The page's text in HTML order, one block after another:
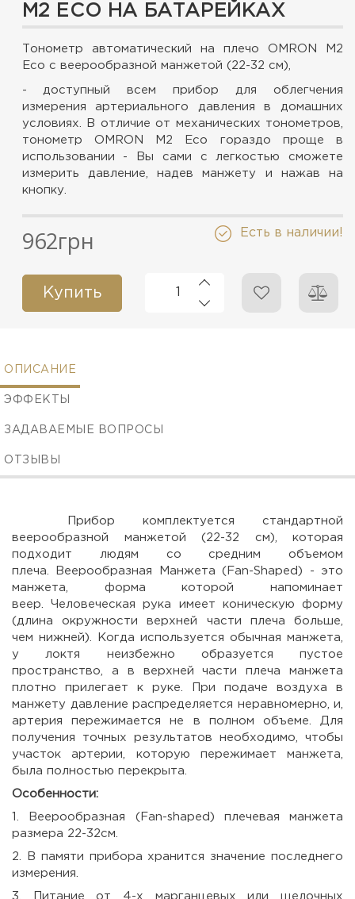
M2 ECO НА БАТАРЕЙКАХ
Тонометр автоматический на плечо OMRON M2
Eco c веерообразной манжетой (22-32 см),
- доступный всем прибор для облегчения
измерения артериального давления в домашних
условиях. В отличие от механических тонометров,
тонометр OMRON M2 Eco гораздо проще в
использовании - Вы сами с легкостью сможете
измерить давление, надев манжету и нажав на
кнопку.
962грн Есть в наличии!
Купить
ОПИСАНИЕ
ЭФФЕКТЫ
ЗАДАВАЕМЫЕ ВОПРОСЫ
ОТЗЫВЫ
Прибор комплектуется стандартной
веерообразной манжетой (22-32 см), которая
подходит людям со средним объемом
плеча.
Веерообразная Манжета (Fan-Shaped) - это
манжета, форма которой напоминает
веер.Человеческая рука имеет коническую форму
(длина окружности верхней части плеча больше,
чем нижней).
Когда используется обычная манжета,
у локтя неизбежно образуется пустое
пространство, а в верхней части плеча манжета
плотно прилегает к руке.
При подаче воздуха в
манжету давление распределяется неравномерно, и,
артерия пережимается не в полном объеме. Для
получения точных результатов необходимо, чтобы
участок артерии, которую пережимает манжета,
была полностью перекрыта.
Особенности:
1. Веерообразная (Fan-shaped) плечевая манжета
размера 22-32см.
2. В памяти прибора хранится значение последнего
измерения.
3. Питание от 4-х марганцевых или щелочных